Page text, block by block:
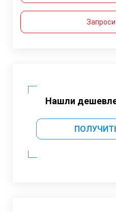
Нашли